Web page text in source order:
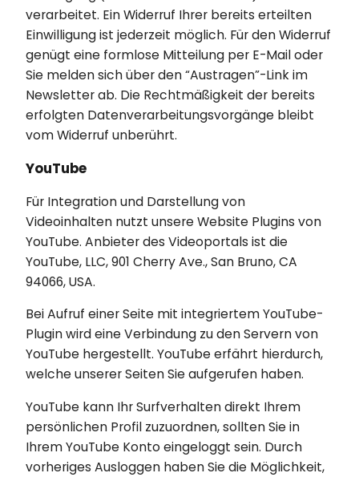
verarbeitet. Ein Widerruf Ihrer bereits erteilten
Einwilligung ist jederzeit möglich. Für den Widerruf
genügt eine formlose Mitteilung per E-Mail oder
Sie melden sich über den “Austragen”-Link im
Newsletter ab. Die Rechtmäßigkeit der bereits
erfolgten Datenverarbeitungsvorgänge bleibt
vom Widerruf unberührt.
YouTube
Für Integration und Darstellung von
Videoinhalten nutzt unsere Website Plugins von
YouTube. Anbieter des Videoportals ist die
YouTube, LLC, 901 Cherry Ave., San Bruno, CA
94066, USA.
Bei Aufruf einer Seite mit integriertem YouTube-
Plugin wird eine Verbindung zu den Servern von
YouTube hergestellt. YouTube erfährt hierdurch,
welche unserer Seiten Sie aufgerufen haben.
YouTube kann Ihr Surfverhalten direkt Ihrem
persönlichen Profil zuzuordnen, sollten Sie in
Ihrem YouTube Konto eingeloggt sein. Durch
vorheriges Ausloggen haben Sie die Möglichkeit,